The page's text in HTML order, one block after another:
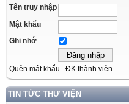
Tên truy nhập
Mật khẩu
Ghi nhớ
Quên mật khẩu ĐK thành viên
TIN TỨC THƯ VIỆN